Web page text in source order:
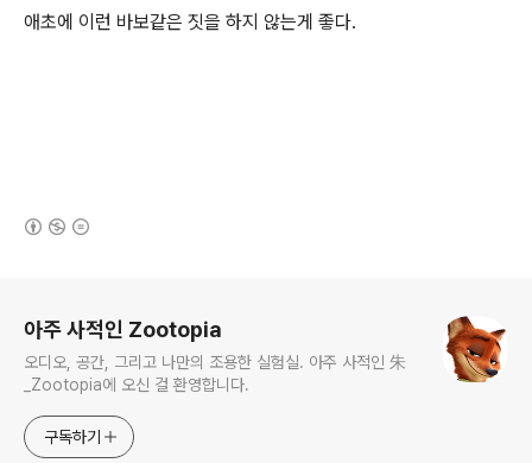
애초에 이런 바보같은 짓을 하지 않는게 좋다.
아주 사적인 Zootopia
오디오, 공간, 그리고 나만의 조용한 실험실. 아주 사적인 朱
_Zootopia에 오신 걸 환영합니다.
구독하기